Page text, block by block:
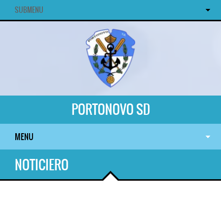
SUBMENU
PORTONOVO SD
MENU
NOTICIERO